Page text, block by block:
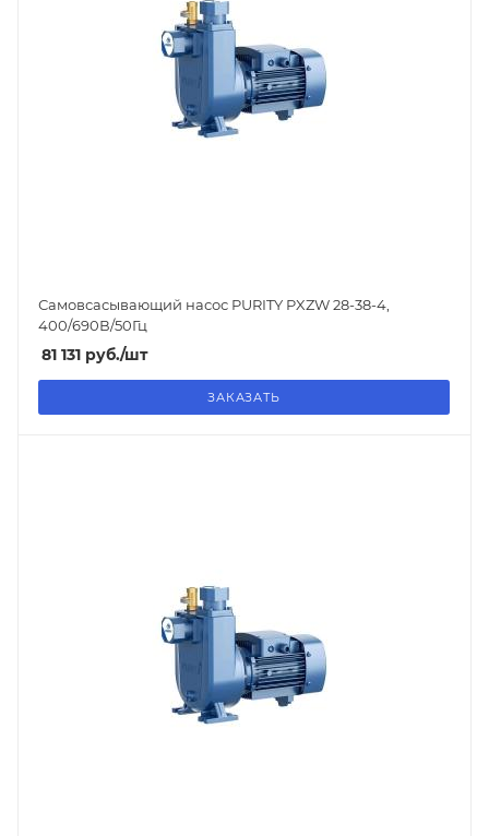
Самовсасывающий насос PURITY PXZW 28-38-4
400/690В/50Гц
81 131 руб./шт
ЗАКАЗАТЬ